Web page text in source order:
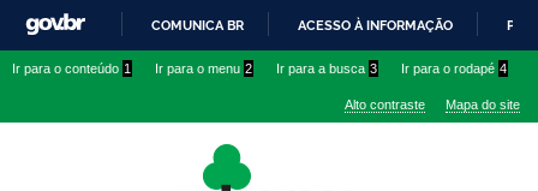
conteúdo
IR
O
COMUNICA BR ACESSO À INFORMAÇÃO
Ir para o conteúdo 1 Ir para o menu 2 Ir para a busca 3 Ir para o rodapé 4
Alto contraste Mapa do site